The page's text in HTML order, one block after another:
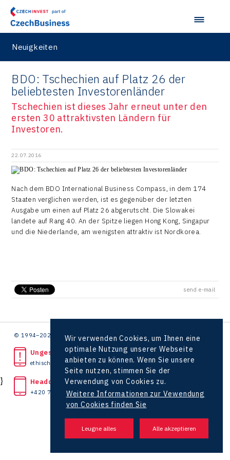
Neuigkeiten
BDO: Tschechien auf Platz 26 der
beliebtesten Investorenländer
Tschechien ist dieses Jahr erneut unter den
ersten 30 attraktivsten Ländern für
Investoren.
22.07.2016
Nach dem BDO International Business Compass, in dem 174
Staaten verglichen werden, ist es gegenüber der letzten
Ausgabe um einen auf Platz 26 abgerutscht. Die Slowakei
landete auf Rang 40. An der Spitze liegen Hong Kong, Singapur
und die Niederlande, am wenigsten attraktiv ist Nordkorea.
send e-mail
© 1994–2026 CzechInvest | .
Ungesetzliche Tat bemerkt?
ethische Linie
Headquarters
+420 727 850 330
Wir verwenden Cookies, um Ihnen eine
optimale Nutzung unserer Webseite
anbieten zu können. Wenn Sie unsere
Seite nutzen, stimmen Sie der
Verwendung von Cookies zu.
Weitere Informationen zur Vewendung
von Cookies finden Sie
}